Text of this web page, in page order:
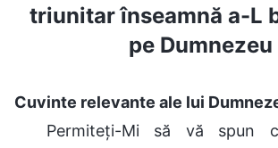
triunitar înseamnă a-L
pe Dumnezeu
Cuvinte relevante ale lui
Permiteți-Mi să vă spun